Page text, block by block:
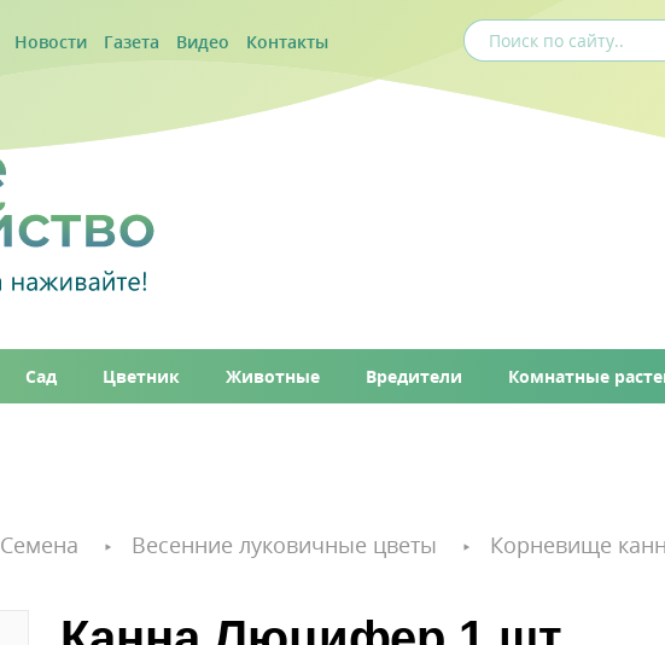
Новости Газета Видео Контакты
Сад Цветник Животные Вредители Комнатные
Семена Весенние луковичные цветы Корневище